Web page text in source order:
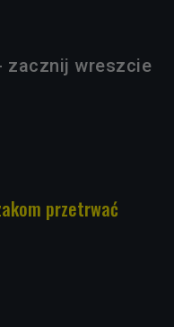
zacznij wreszcie
przetrwać